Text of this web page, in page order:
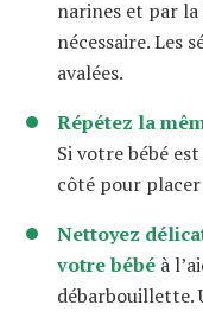
narines et par la
nécessaire. Les
avalées.
Répétez la
Si votre bébé
côté pour
Nettoyez
votre bébé à
débarbouillette.